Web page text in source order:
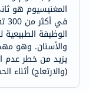
المغنيسيوم هو
الوظيفة
والأسنان. وهو
يزيد من خطر عدم
(والارتعاج) أثناء